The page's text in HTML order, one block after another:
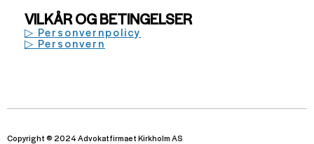
VILKÅR OG BETINGELSER
▷ Personvernpolicy
▷ Personvern
Copyright © 2024 Advokatfirmaet Kirkholm AS